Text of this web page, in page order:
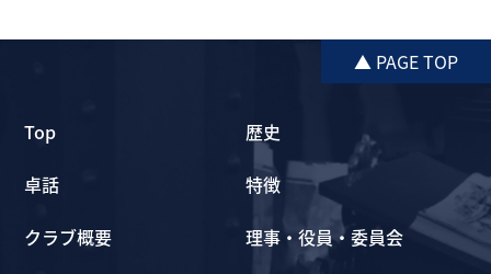
▲ PAGE TOP
Top
卓話
クラブ概要
歴史
特徴
理事・役員・委員会